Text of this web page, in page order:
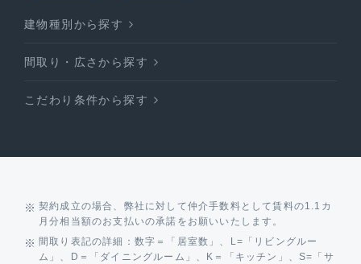
建物種別から探す
間取り・広さから探す
こだわり条件から探す
契約成立の場合、弊社に対して仲介手数料として賃料の1.1カ
月分相当額のお支払いの承諾をお願いいたします。
間取り表記の詳細：数字＝「居室数」、L=「リビングルー
ム」、D＝「ダイニングルーム」、K＝「キッチン」、S=「サ